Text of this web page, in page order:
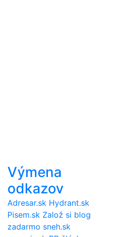
Výmena
odkazov
Adresar.sk Hydrant.sk
Pisem.sk Založ si blog
zadarmo sneh.sk